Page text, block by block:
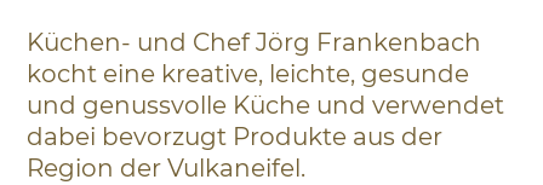
Küchen- und Chef Jörg Frankenbach
kocht eine kreative, leichte, gesunde
und genussvolle Küche und verwendet
dabei bevorzugt Produkte aus der
Region der Vulkaneifel.